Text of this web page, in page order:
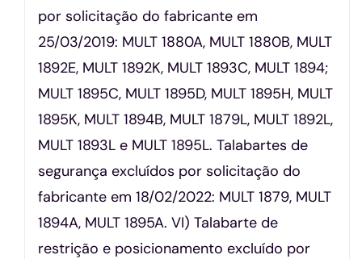
por solicitação do fabricante em
25/03/2019: MULT 1880A, MULT 1880B, MULT
1892E, MULT 1892K, MULT 1893C, MULT 1894;
MULT 1895C, MULT 1895D, MULT 1895H, MULT
1895K, MULT 1894B, MULT 1879L, MULT 1892L,
MULT 1893L e MULT 1895L. Talabartes de
segurança excluídos por solicitação do
fabricante em 18/02/2022: MULT 1879, MULT
1894A, MULT 1895A. VI) Talabarte de
restrição e posicionamento excluído por